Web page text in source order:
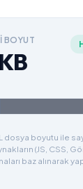
BOYUT
KB
dosya boyutu ile
(JS, CSS,
baz alınarak